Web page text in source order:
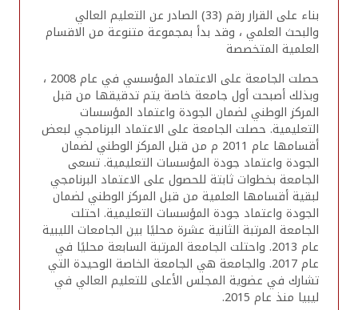
بناء على القرار رقم (33) الصادر عن التعليم العالي
والبحث العلمي ، وقد بدأ بمجموعة متنوعة من الاقسام
العلمية المتخصصة
حصلت الجامعة على الاعتماد المؤسسي في عام 2008 ،
وبذلك أصبحت أول جامعة خاصة يتم تدقيقها من قبل
المركز الوطني لضمان الجودة واعتماد المؤسسات
التعليمية. حصلت الجامعة على الاعتماد البرنامجي لبعض
أقسامها عام 2011 م من قبل المركز الوطني لضمان
الجودة واعتماد جودة المؤسسات التعليمية. تسعى
الجامعة بخطوات ثابتة للحصول على الاعتماد البرنامجي
لبقية أقسامها العلمية من قبل المركز الوطني لضمان
الجودة واعتماد جودة المؤسسات التعليمية. احتلت
الجامعة المرتبة الثانية عشرة محليًا بين الجامعات الليبية
عام 2013. واحتلت الجامعة المرتبة السابعة محليًا في
عام 2017. والجامعة هي الجامعة الخاصة الوحيدة التي
تشارك في عضوية المجلس الأعلى للتعليم العالي في
ليبيا منذ عام 2015.